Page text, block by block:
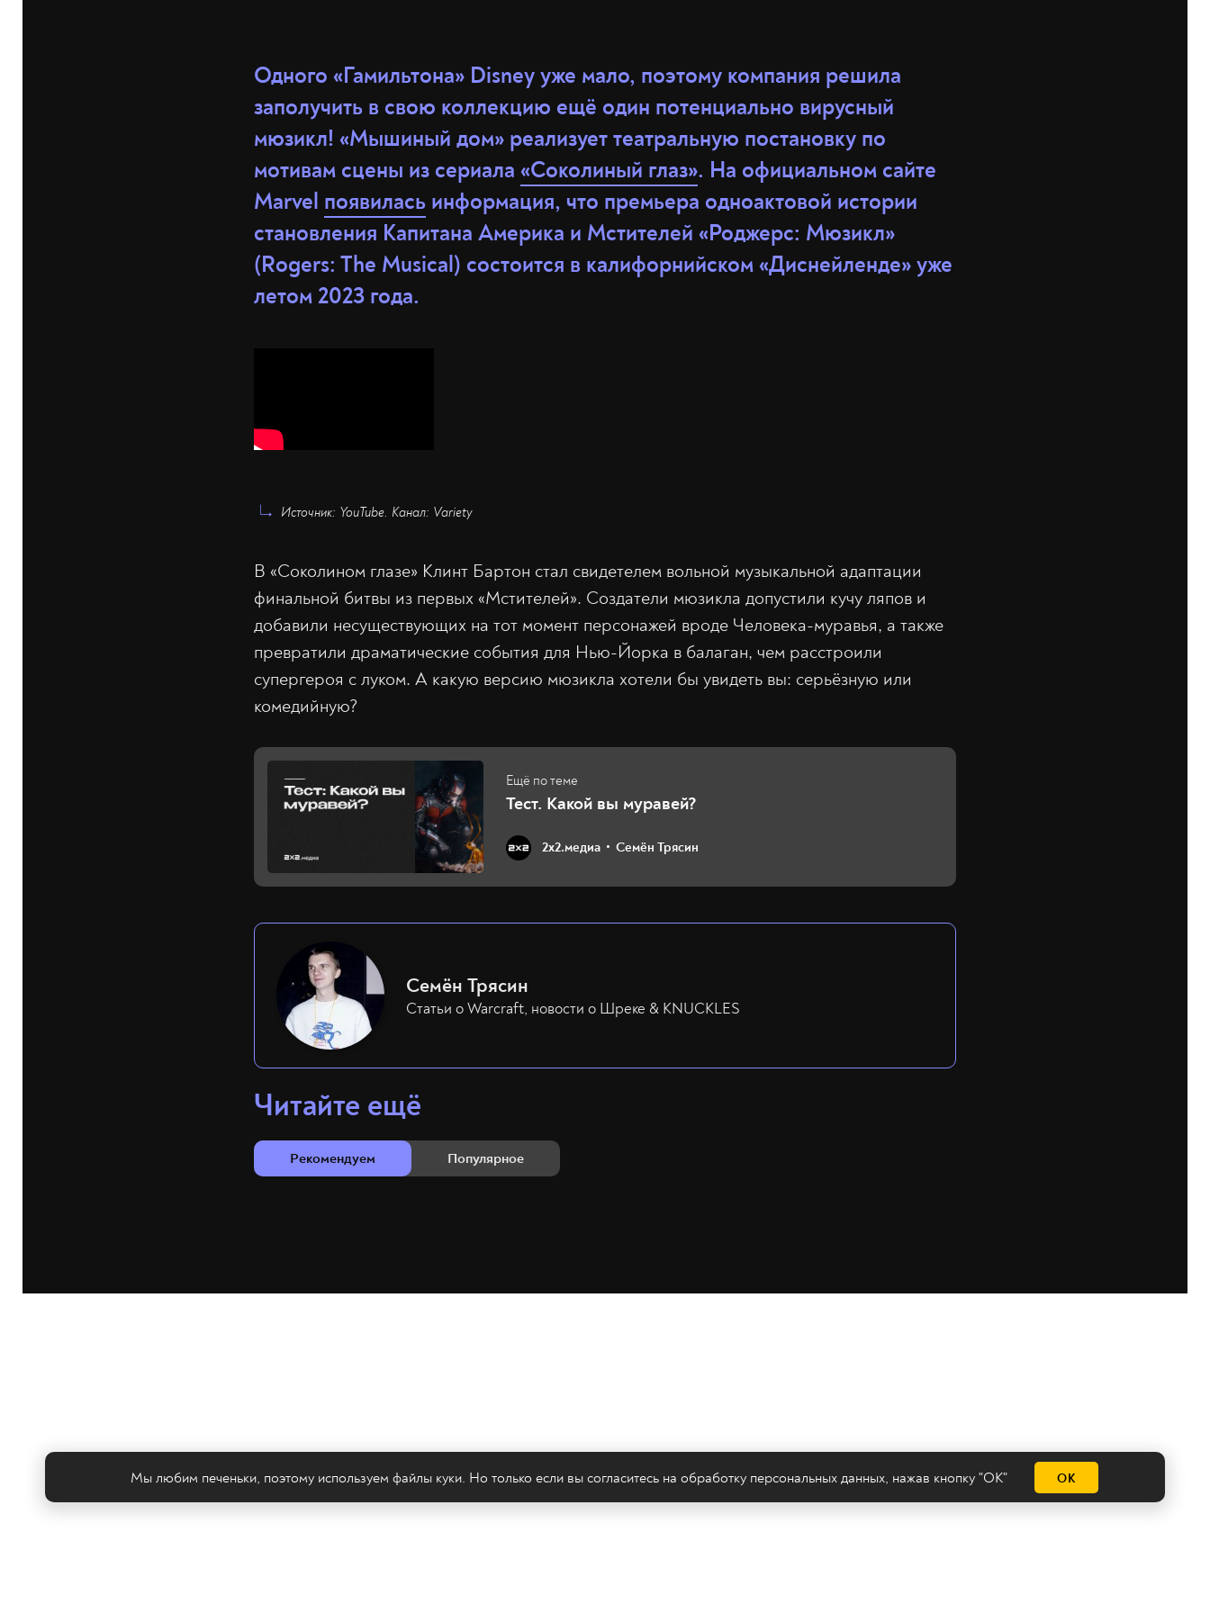
Одного «Гамильтона» Disney уже мало, поэтому компания решила
заполучить в свою коллекцию ещё один потенциально вирусный
мюзикл! «Мышиный дом» реализует театральную постановку по
мотивам сцены из сериала «Соколиный глаз». На официальном сайте
Marvel появилась информация, что премьера одноактовой истории
становления Капитана Америка и Мстителей «Роджерс: Мюзикл»
(Rogers: The Musical) состоится в калифорнийском «Диснейленде» уже
летом 2023 года.
Источник: YouTube. Канал: Variety
В «Соколином глазе» Клинт Бартон стал свидетелем вольной музыкальной адаптации
финальной битвы из первых «Мстителей». Создатели мюзикла допустили кучу ляпов и
добавили несуществующих на тот момент персонажей вроде Человека-муравья, а также
превратили драматические события для Нью-Йорка в балаган, чем расстроили
супергероя с луком. А какую версию мюзикла хотели бы увидеть вы: серьёзную или
комедийную?
Тест. Какой вы муравей?
2х2.медиа Семён Трясин
Семён Трясин
Статьи о Warcraft, новости о Шреке & KNUCKLES
Читайте ещё
Рекомендуем Популярное
Мы любим печеньки, поэтому используем файлы куки. Но только если вы согласитесь на обработку персональных данных, нажав кнопку "ОК" ОК